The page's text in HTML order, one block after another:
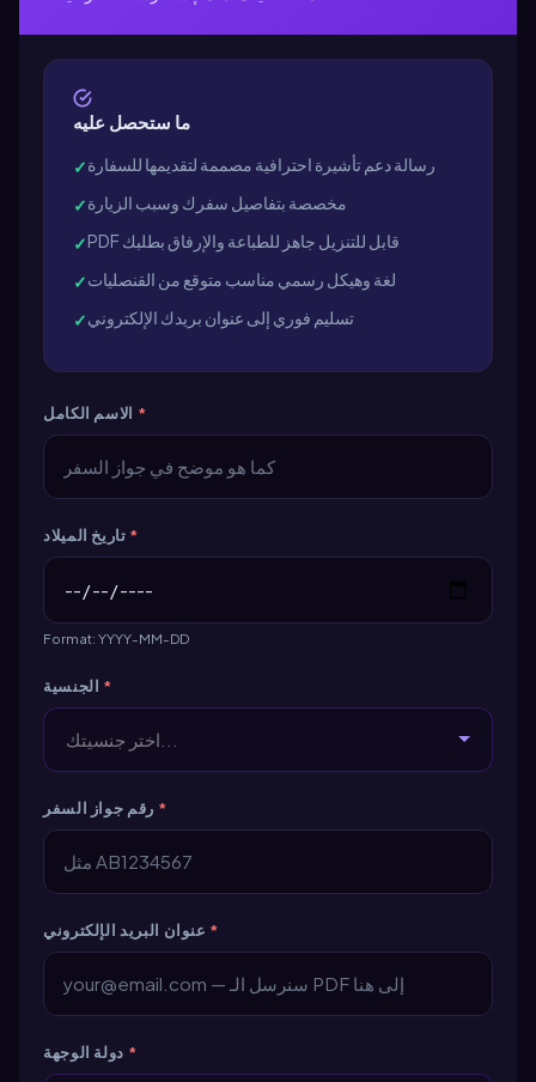
ما ستحصل عليه
✓رسالة دعم تأشيرة احترافية مصممة لتقديمها للسفارة
✓مخصصة بتفاصيل سفرك وسبب الزيارة
✓
PDF قابل للتنزيل جاهز للطباعة والإرفاق بطلبك
✓لغة وهيكل رسمي مناسب متوقع من القنصليات
✓تسليم فوري إلى عنوان بريدك الإلكتروني
*
*
Format: YYYY-MM-DD
*
*
*
*